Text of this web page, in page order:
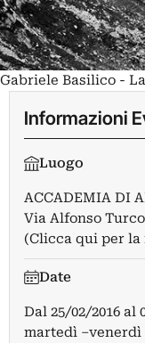
Gabriele Basilico -
Informazioni
Luogo
ACCADEMIA DI
Via Alfonso
(Clicca qui per la
Date
Dal 25/02/2016 al
martedì –venerdì